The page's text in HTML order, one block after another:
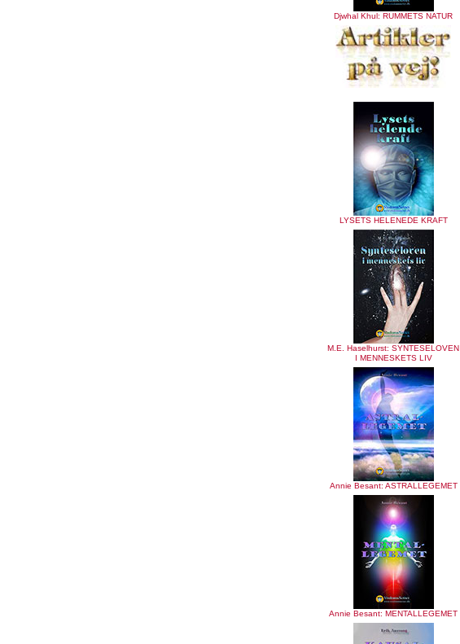
Djwhal Khul: RUMMETS NATUR
LYSETS HELENEDE KRAFT
M.E. Haselhurst: SYNTESELOVEN
I MENNESKETS LIV
Annie Besant: ASTRALLEGEMET
Annie Besant: MENTALLEGEMET